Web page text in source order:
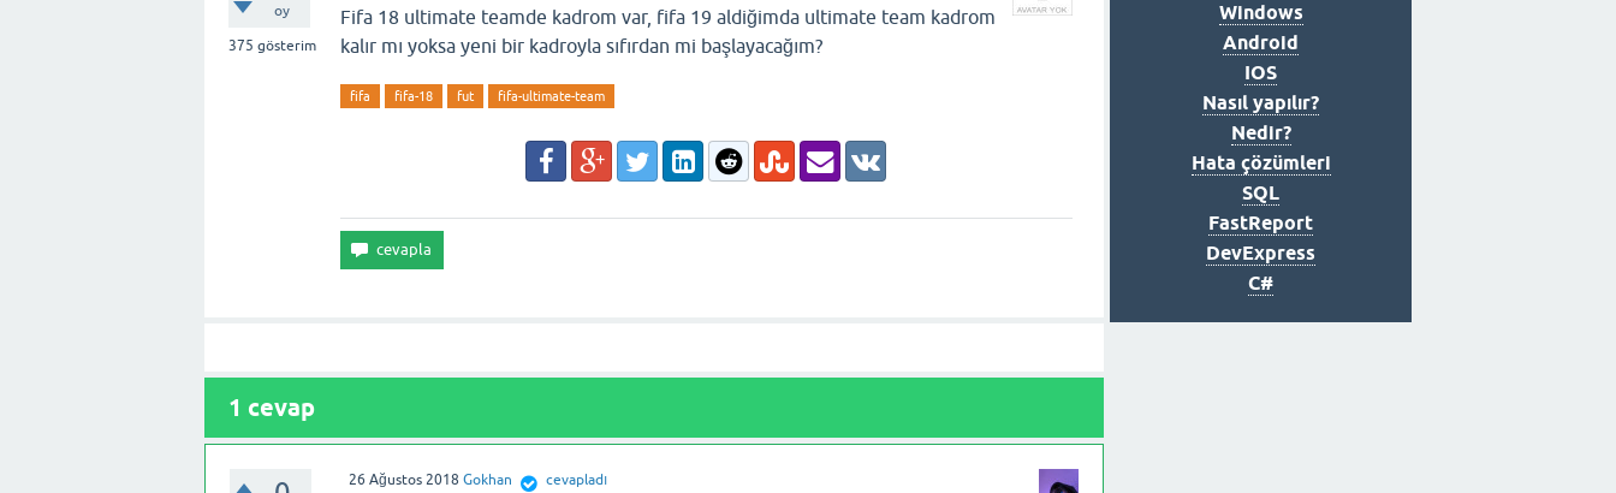
oy
375 gösterim
Fifa 18 ultimate teamde kadrom var, fifa 19 aldiğimda ultimate team kadrom
kalır mı yoksa yeni bir kadroyla sıfırdan mi başlayacağım?
fifa fifa-18 fut fifa-ultimate-team
1 cevap
26 Ağustos 2018 Gokhan cevapladı
Windows
Android
IOS
Nasıl yapılır?
Nedir?
Hata çözümleri
SQL
FastReport
DevExpress
C#